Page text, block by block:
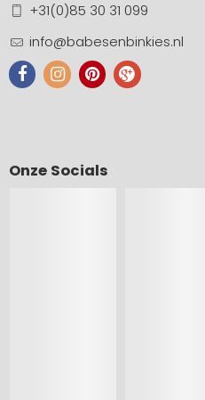
+31(0)85 30 31 099
info@babesenbinkies.nl
Onze Socials